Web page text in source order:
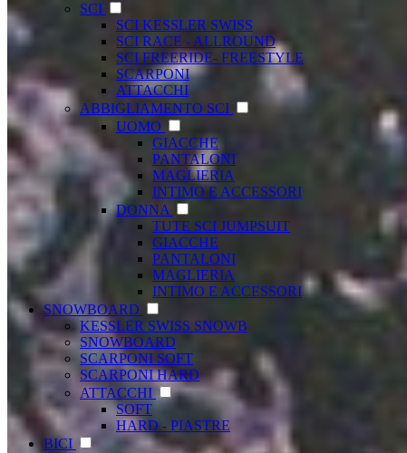
SCI
SCI KESSLER SWISS
SCI RACE - ALLROUND
SCI FREERIDE- FREESTYLE
SCARPONI
ATTACCHI
ABBIGLIAMENTO SCI
UOMO
GIACCHE
PANTALONI
MAGLIERIA
INTIMO E ACCESSORI
DONNA
TUTE SCI JUMPSUIT
GIACCHE
PANTALONI
MAGLIERIA
INTIMO E ACCESSORI
SNOWBOARD
KESSLER SWISS SNOWB
SNOWBOARD
SCARPONI SOFT
SCARPONI HARD
ATTACCHI
SOFT
HARD - PIASTRE
BICI